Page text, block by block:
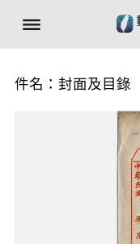
件名：封面及目錄